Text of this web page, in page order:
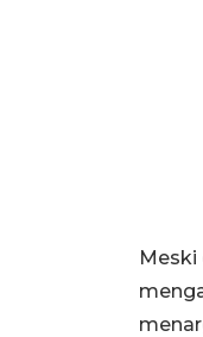
Meski